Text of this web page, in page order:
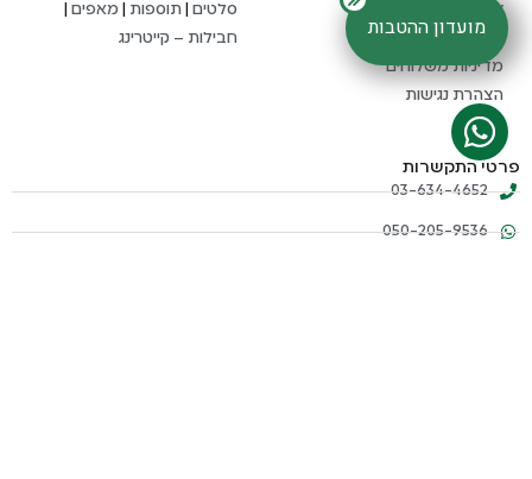
צור קשר
תקנון
מדיניות משלוחים
הצהרת נגישות
סלטים |תוספות מאפים
חבילות – קייטרינג
פרטי התקשרות
03-634-4652
050-205-9536
מועדון ההטבות